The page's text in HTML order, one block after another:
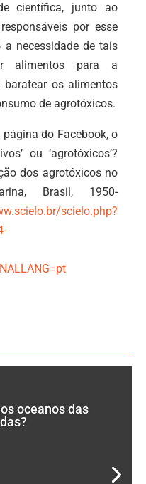
científica, junto ao
por esse
necessidade de tais
alimentos para a
os alimentos
de agrotóxicos.
do Facebook, o
ou ‘agrotóxicos’?
dos agrotóxicos no
Brasil, 1950-
scielo.php?
oceanos das